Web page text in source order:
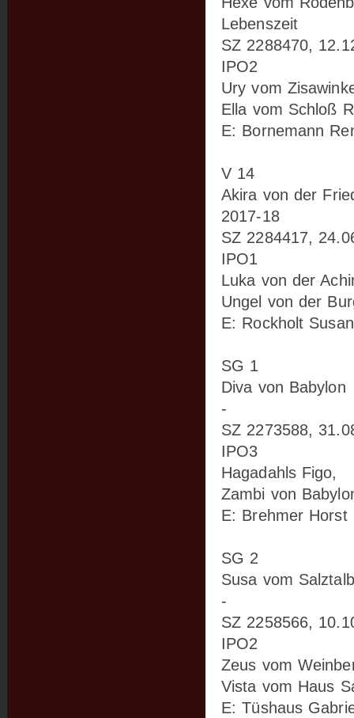
Lebenszeit
SZ 2288470,
IPO2
Ury vom
Ella vom Schloß
E: Bornemann
V 14
Akira von der
2017-18
SZ 2284417,
IPO1
Luka von der
Ungel von der
E: Rockholt
SG 1
Diva von Babylon
-
SZ 2273588,
IPO3
Hagadahls Figo,
Zambi von
E: Brehmer Horst
SG 2
Susa vom
-
SZ 2258566,
IPO2
Zeus vom
Vista vom Haus
E: Tüshaus